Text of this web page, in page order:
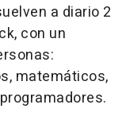
a diario 2
con un
matemáticos,